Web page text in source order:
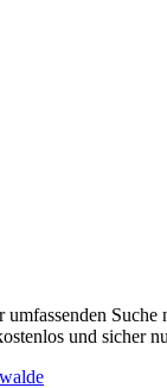
und sicher